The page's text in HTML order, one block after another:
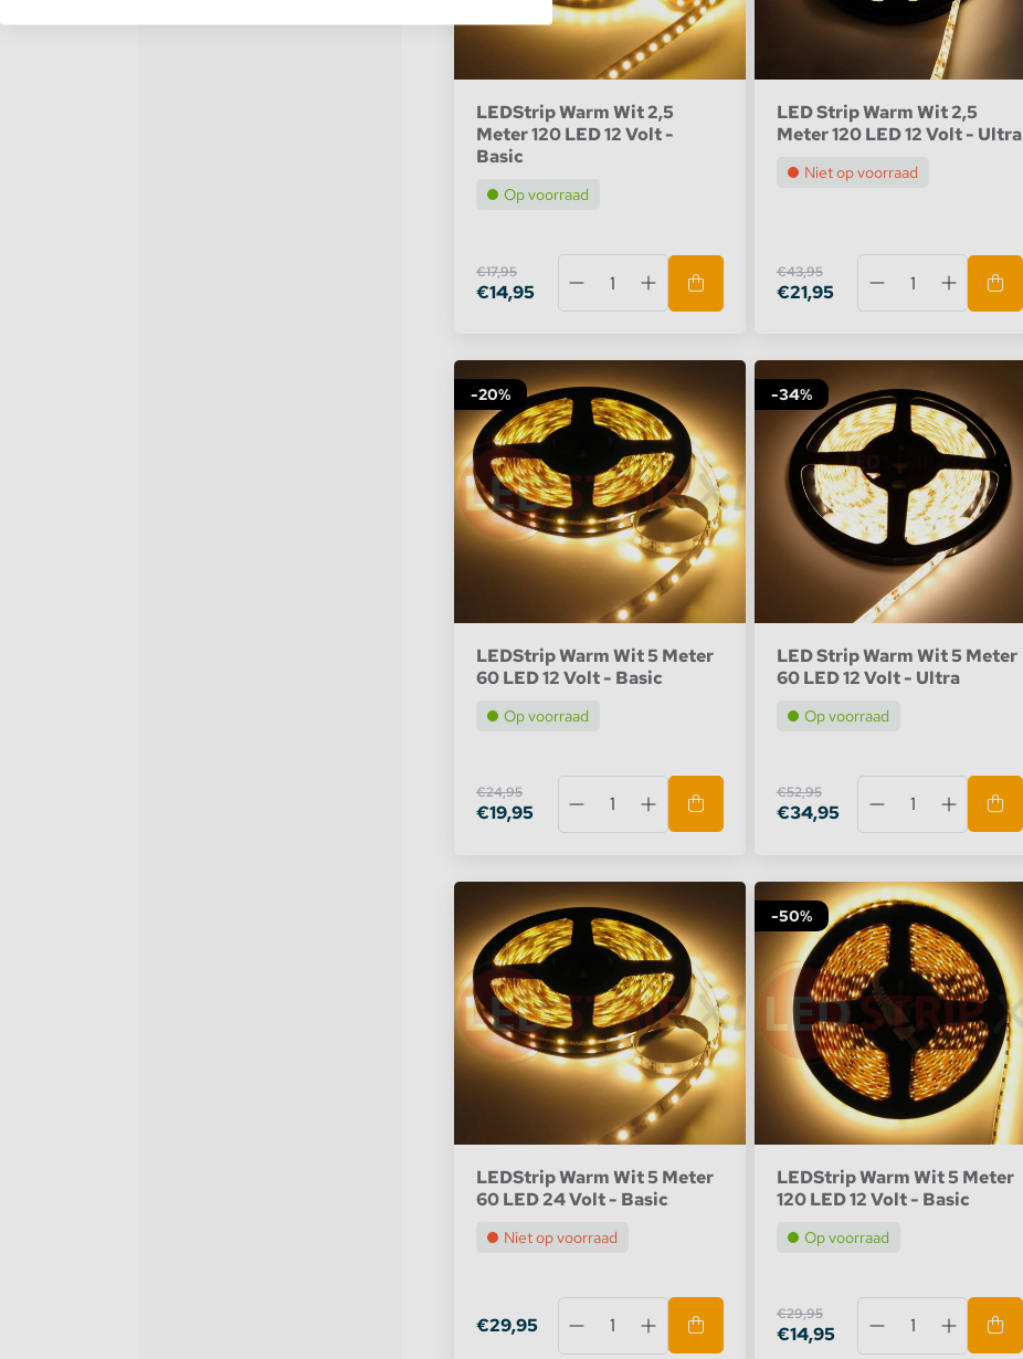
LEDStrip Warm Wit 2,5
Meter 120 LED 12 Volt -
Basic
Op voorraad
€17,95
€14,95
LED Strip Warm Wit 2,5
Meter 120 LED 12 Volt - Ultra
Niet op voorraad
€43,95
€21,95
-20%
LEDStrip Warm Wit 5 Meter
60 LED 12 Volt - Basic
Op voorraad
€24,95
€19,95
-34%
LED Strip Warm Wit 5 Meter
60 LED 12 Volt - Ultra
Op voorraad
€52,95
€34,95
LEDStrip Warm Wit 5 Meter
60 LED 24 Volt - Basic
Niet op voorraad
€29,95
-50%
LEDStrip Warm Wit 5 Meter
120 LED 12 Volt - Basic
Op voorraad
€29,95
€14,95